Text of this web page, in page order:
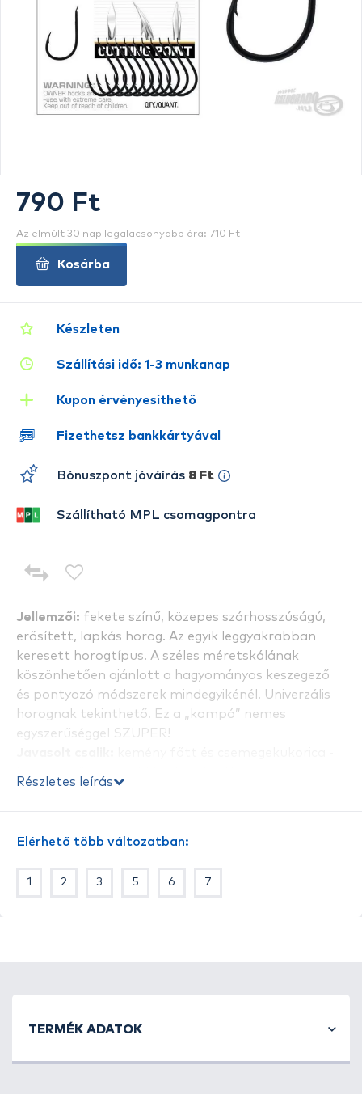
Jellemzői: fekete színű, közepes szárhosszúságú,
erősített, lapkás horog. Az egyik leggyakrabban
keresett horogtípus. A széles méretskálának
köszönhetően ajánlott a hagyományos keszegező
és pontyozó módszerek mindegyikénél. Univerzális
horognak tekinthető. Ez a „kampó” nemes
egyszerűséggel SZUPER!
Részletes leírás
Elérhető több változatban:
1 2 3 5 6 7
Készleten
Szállítási idő: 1-3 munkanap
Kupon érvényesíthető
Fizethetsz bankkártyával
Bónuszpont jóváírás 8 Ft
Szállítható MPL csomagpontra
790 Ft
Az elmúlt 30 nap legalacsonyabb ára: 710 Ft
Kosárba
TERMÉK ADATOK